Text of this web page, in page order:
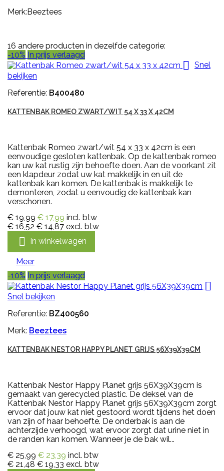
Merk:Beeztees
16 andere producten in dezelfde categorie:
-10% In prijs verlaagd
 Snel
bekijken
Referentie: B400480
KATTENBAK ROMEO ZWART/WIT 54 X 33 X 42CM
Kattenbak Romeo zwart/wit 54 x 33 x 42cm is een
eenvoudige gesloten kattenbak. Op de kattenbak romeo
kan uw kat rustig zijn behoefte doen. Aan de voorkant zit
een klapdeur zodat uw kat makkelijk in en uit de
kattenbak kan komen. De kattenbak is makkelijk te
demonteren, zodat u eenvoudig de kattenbak kan
verschonen.
€ 19,99 € 17,99 incl. btw
€ 16,52 € 14,87 excl. btw
 In winkelwagen
Meer
-10% In prijs verlaagd

Snel bekijken
Referentie: BZ400560
Merk: Beeztees
KATTENBAK NESTOR HAPPY PLANET GRIJS 56X39X39CM
Kattenbak Nestor Happy Planet grijs 56X39X39cm is
gemaakt van gerecycled plastic. De deksel van de
Kattenbak Nestor Happy Planet grijs 56X39X39cm zorgt
ervoor dat jouw kat niet gestoord wordt tijdens het doen
van zijn of haar behoefte. De onderbak is aan de
achterzijde verhoogd, wat ervoor zorgt dat urine niet in
de randen kan komen. Wanneer je de bak wil...
€ 25,99 € 23,39 incl. btw
€ 21,48 € 19,33 excl. btw